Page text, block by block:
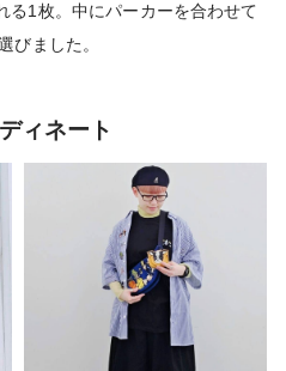
る1枚。中にパーカーを合わせて
びました。
ィネート